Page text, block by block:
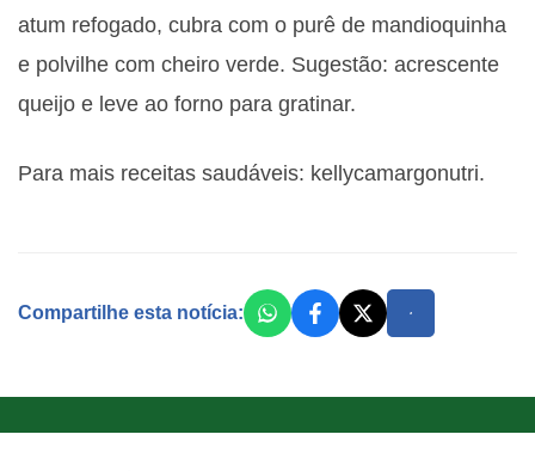
atum refogado, cubra com o purê de mandioquinha
e polvilhe com cheiro verde. Sugestão: acrescente
queijo e leve ao forno para gratinar.
Para mais receitas saudáveis: kellycamargonutri.
Compartilhe esta notícia: